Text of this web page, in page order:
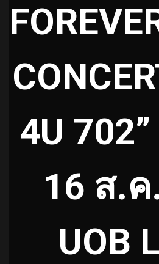
4U
16 ส.
UOB